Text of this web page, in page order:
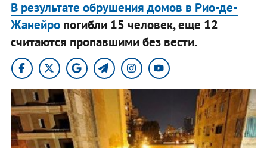
В результате обрушения домов в Рио-де-
Жанейропогибли 15 человек, еще 12
считаются пропавшими без вести.